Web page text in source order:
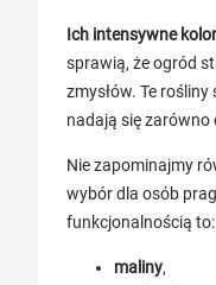
Ich intensywne
sprawią, że ogród
zmysłów. Te rośliny
nadają się zarówno
Nie zapominajmy
wybór dla osób
funkcjonalnością to:
maliny,